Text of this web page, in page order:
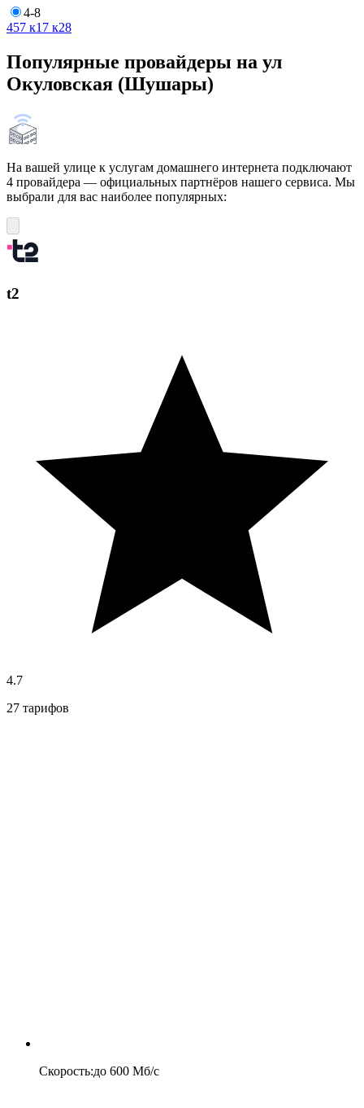
4-8
457 к1 7 к28
Популярные провайдеры на ул
Окуловская (Шушары)
На вашей улице к услугам домашнего интернета подключают
4 провайдера — официальных партнёров нашего сервиса. Мы
выбрали для вас наиболее популярных:
t2
4.7
27 тарифов
Скорость:до 600 Мб/c